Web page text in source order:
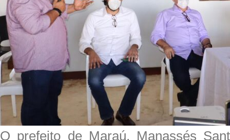
O prefeito de Maraú, Manassés